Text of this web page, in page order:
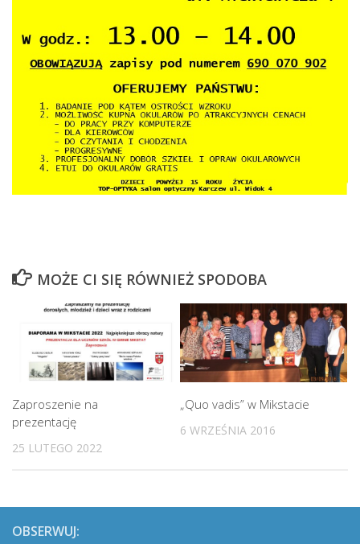
MOŻE CI SIĘ RÓWNIEŻ SPODOBA
Zaproszenie na
prezentację
25 LUTEGO 2022
„Quo vadis” w Mikstacie
6 WRZEŚNIA 2016
OBSERWUJ: